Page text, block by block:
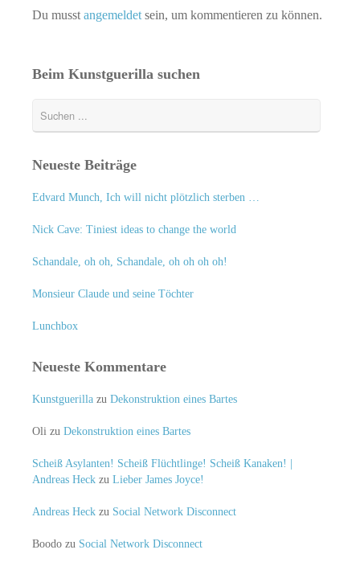
Du musst angemeldetsein, um kommentieren zu können.
Beim Kunstguerilla suchen
Neueste Beiträge
Edvard Munch, Ich will nicht plötzlich sterben …
Nick Cave: Tiniest ideas to change the world
Schandale, oh oh, Schandale, oh oh oh oh!
Monsieur Claude und seine Töchter
Lunchbox
Neueste Kommentare
Kunstguerillazu Dekonstruktion eines Bartes
Oli zu Dekonstruktion eines Bartes
Scheiß Asylanten! Scheiß Flüchtlinge! Scheiß Kanaken! |
Andreas Heckzu Lieber James Joyce!
Andreas Heckzu Social Network Disconnect
Boodozu Social Network Disconnect